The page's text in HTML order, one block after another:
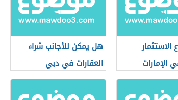
الاستثمار
الإمارات
هل يمكن للأجانب شراء
العقارات في دبي